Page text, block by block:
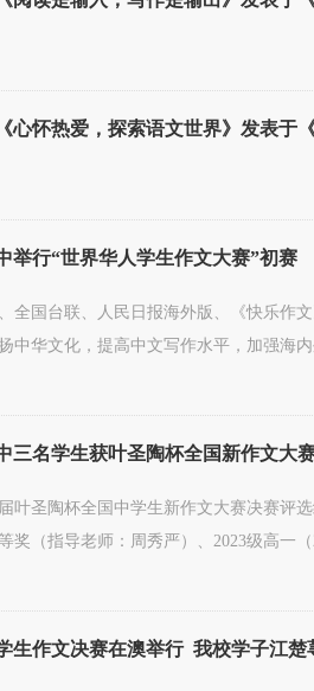
心怀热爱，探索语文世界》发表于《
举行“世界华人学生作文大赛”初赛
全国台联、人民日报海外版、《快乐作
中华文化，提高中文写作水平，加强海
三名学生获叶圣陶杯全国新作文大
叶圣陶杯全国中学生新作文大赛决赛评
奖（指导老师：周秀严）、2023级高一
生作文决赛在澳举行 我校学子江楚